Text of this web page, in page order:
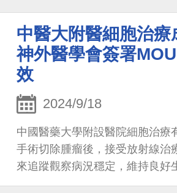
作。
中醫大附醫細胞治
神外醫學會簽署
效
2024/9/18
中國醫藥大學附設醫院細胞治療
手術切除腫瘤後，接受放射線治
來追蹤觀察病況穩定，維持良好
示，此為相當難治療的惡性腫瘤